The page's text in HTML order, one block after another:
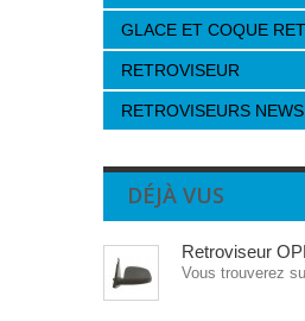
GLACE ET COQUE
RETROVISEUR
RETROVISEURS NEWS
DÉJÀ VUS
Retroviseur
Vous trouverez